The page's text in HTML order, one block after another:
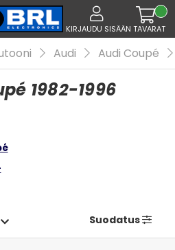
KIRJAUDU SISÄÄN TAVARAT
Audi Audi Coupé
1982-1996
Suodatus